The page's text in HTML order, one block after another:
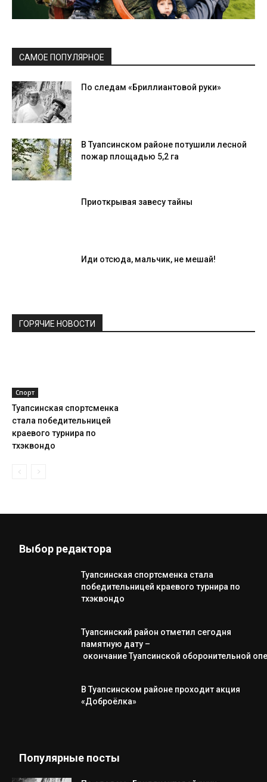
САМОЕ ПОПУЛЯРНОЕ
По следам «Бриллиантовой руки»
В Туапсинском районе потушили лесной
пожар площадью 5,2 га
Приоткрывая завесу тайны
Иди отсюда, мальчик, не мешай!
ГОРЯЧИЕ НОВОСТИ
Спорт
Туапсинская спортсменка
стала победительницей
краевого турнира по
тхэквондо
Выбор редактора
Туапсинская спортсменка стала
победительницей краевого турнира по
тхэквондо
Туапсинский район отметил сегодня
памятную дату –
окончание Туапсинской оборонительной
В Туапсинском районе проходит акция
«Доброёлка»
Популярные посты